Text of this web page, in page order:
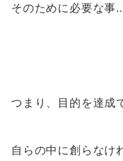
そのために必要な事
つまり、目的を達成
自らの中に創らなけ